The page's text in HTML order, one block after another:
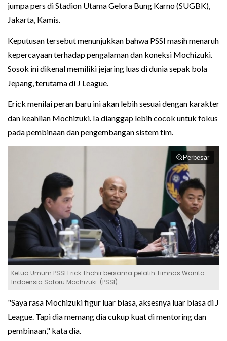
jumpa pers di Stadion Utama Gelora Bung Karno (SUGBK),
Jakarta, Kamis.
Keputusan tersebut menunjukkan bahwa PSSI masih menaruh
kepercayaan terhadap pengalaman dan koneksi Mochizuki.
Sosok ini dikenal memiliki jejaring luas di dunia sepak bola
Jepang, terutama di J League.
Erick menilai peran baru ini akan lebih sesuai dengan karakter
dan keahlian Mochizuki. Ia dianggap lebih cocok untuk fokus
pada pembinaan dan pengembangan sistem tim.
Perbesar
Ketua Umum PSSI Erick Thohir bersama pelatih Timnas Wanita
Indoensia Satoru Mochizuki. (PSSI)
"Saya rasa Mochizuki figur luar biasa, aksesnya luar biasa di J
League. Tapi dia memang dia cukup kuat di mentoring dan
pembinaan," kata dia.